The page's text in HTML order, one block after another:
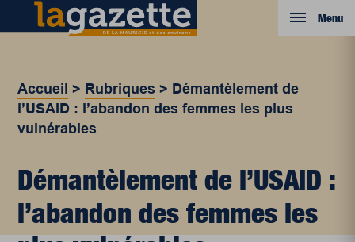
Menu
Accueil > Rubriques > Démantèlement de
l’USAID : l’abandon des femmes les plus
vulnérables
Démantèlement de l’USAID :
l’abandon des femmes les